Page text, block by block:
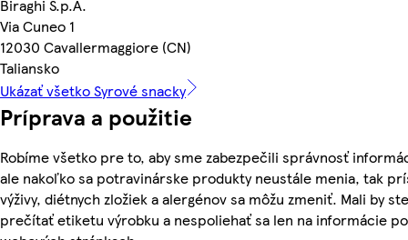
Biraghi S.p.A.
Via Cuneo 1
12030 Cavallermaggiore (CN)
Taliansko
Ukázať všetko Syrové snacky
Príprava a použitie
Robíme všetko pre to, aby sme zabezpečili správnosť
ale nakoľko sa potravinárske produkty neustále menia, tak
výživy, diétnych zložiek a alergénov sa môžu zmeniť. Mali by
prečítať etiketu výrobku a nespoliehať sa len na informácie